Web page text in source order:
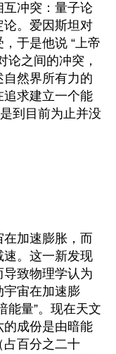
冲突：量子论
论。爱因斯坦对
于是他说 “上帝
论之间的冲突，
然界所有力的
求建立一个能
到目前为止并没
加速膨胀，而
。这一新发现
致物理学认为
宇宙在加速膨
能量”。现在天文
成份是由暗能
占百分之二十